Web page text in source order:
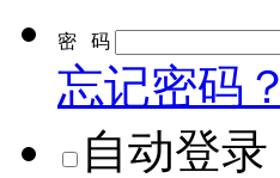
密 码
忘记密码？
自动登录